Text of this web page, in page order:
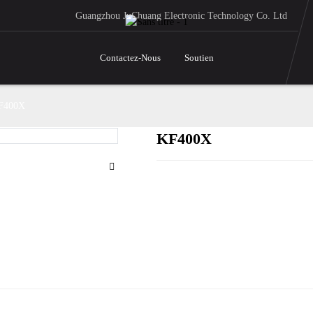
Guangzhou JuChuang Electronic Technology Co. Ltd
Contactez-Nous Soutien
KF400X